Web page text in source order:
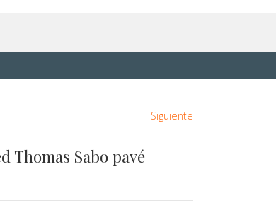
Siguiente
Thomas Sabo pavé